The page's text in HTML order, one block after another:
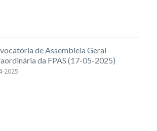
de Assembleia Geral
da FPAS (17-05-2025)
2025